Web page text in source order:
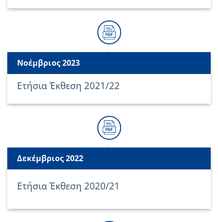
Νοέμβριος 2023
Ετήσια Έκθεση 2021/22
Δεκέμβριος 2022
Ετήσια Έκθεση 2020/21